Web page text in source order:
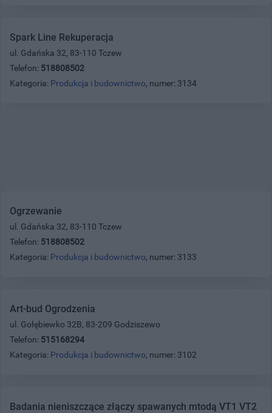
Spark Line Rekuperacja
ul. Gdańska 32, 83-110 Tczew
Telefon: 518808502
Kategoria: Produkcja i budownictwo, numer: 3134
Ogrzewanie
ul. Gdańska 32, 83-110 Tczew
Telefon: 518808502
Kategoria: Produkcja i budownictwo, numer: 3133
Art-bud Ogrodzenia
ul. Gołębiewko 32B, 83-209 Godziszewo
Telefon: 515168294
Kategoria: Produkcja i budownictwo, numer: 3102
Badania nieniszczące złączy spawanych mtodą VT1 VT2